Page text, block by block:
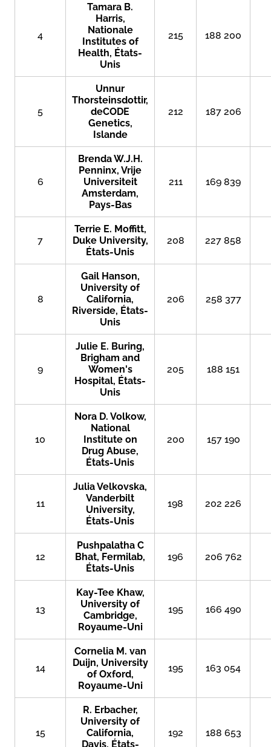
4
Tamara B.
Harris,
Nationale
Institutes of
Health, États-
Unis
215 188 200
5
Unnur
Thorsteinsdottir,
deCODE
Genetics,
Islande
212 187 206
6
Brenda W.J.H.
Penninx, Vrije
Universiteit
Amsterdam,
Pays-Bas
211 169 839
7
Terrie E. Moffitt,
Duke University,
États-Unis
208 227 858
8
Gail Hanson,
University of
California,
Riverside, États-
Unis
206 258 377
9
Julie E. Buring,
Brigham and
Women's
Hospital, États-
Unis
205 188 151
10
Nora D. Volkow,
National
Institute on
Drug Abuse,
États-Unis
200 157 190
11
Julia Velkovska,
Vanderbilt
University,
États-Unis
198 202 226
12
Pushpalatha C
Bhat, Fermilab,
États-Unis
196 206 762
13
Kay-Tee Khaw,
University of
Cambridge,
Royaume-Uni
195 166 490
14
Cornelia M. van
Duijn, University
of Oxford,
Royaume-Uni
195 163 054
15
R. Erbacher,
University of
California,
Davis, États-
192 188 653